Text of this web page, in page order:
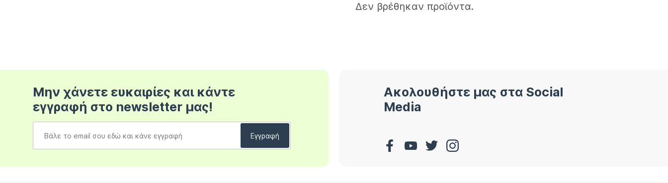
Δεν βρέθηκαν προϊόντα.
Μην χάνετε ευκαιρίες και κάντε
εγγραφή στο newsletter μας!
Ακολουθήστε μας στα Social
Media